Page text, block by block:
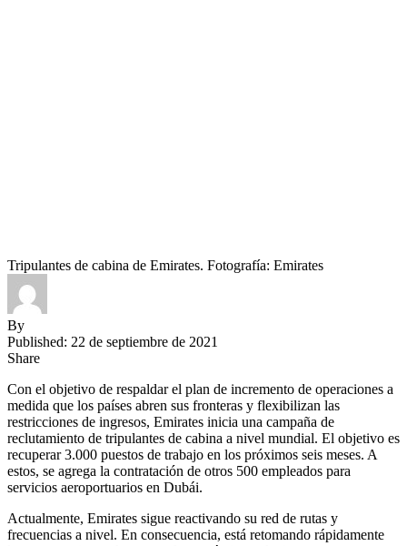
Tripulantes de cabina de Emirates. Fotografía: Emirates
By
Published: 22 de septiembre de 2021
Share
Con el objetivo de respaldar el plan de incremento de operaciones a
medida que los países abren sus fronteras y flexibilizan las
restricciones de ingresos, Emirates inicia una campaña de
reclutamiento de tripulantes de cabina a nivel mundial. El objetivo es
recuperar 3.000 puestos de trabajo en los próximos seis meses. A
estos, se agrega la contratación de otros 500 empleados para
servicios aeroportuarios en Dubái.
Actualmente, Emirates sigue reactivando su red de rutas y
frecuencias a nivel. En consecuencia, está retomando rápidamente